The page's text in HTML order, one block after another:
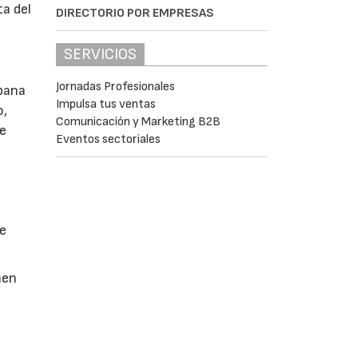
del
DIRECTORIO POR EMPRESAS
SERVICIOS
Jornadas Profesionales
Impulsa tus ventas
Comunicación y Marketing B2B
Eventos sectoriales